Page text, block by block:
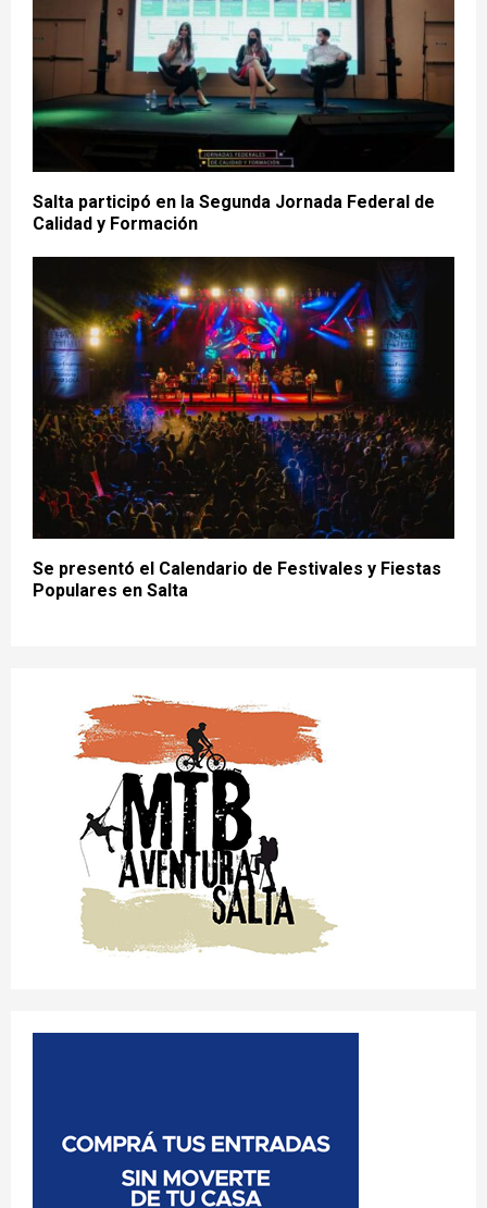
Salta participó en la Segunda Jornada Federal de
Calidad y Formación
Se presentó el Calendario de Festivales y Fiestas
Populares en Salta